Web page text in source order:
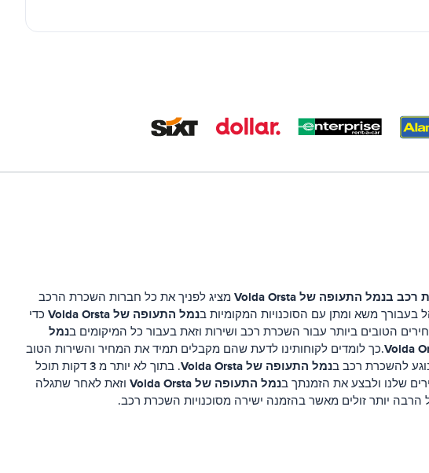
רכב בנמל התעופה של Volda Orsta
מציג לפניך את כל חברות השכרת הרכב
בעבורך משא ומתן עם הסוכנויות המקומיות בנמל התעופה של Volda Orsta
כדי
הטובים ביותר עבור השכרת רכב ושירות וזאת בעבור כל המיקומים בנמל
.כך לומדים לקוחותינו לדעת שהם מקבלים תמיד את המחיר והשירות הטוב
להשכרת רכב בנמל התעופה של Volda Orsta
. בתוך לא יותר מ 3 דקות תוכל
שלנו ולבצע את הזמנתך בנמל התעופה של Volda Orsta
וזאת לאחר שתגלה
הרבה יותר זולים מאשר בהזמנה ישירה מסוכנויות השכרת רכב.